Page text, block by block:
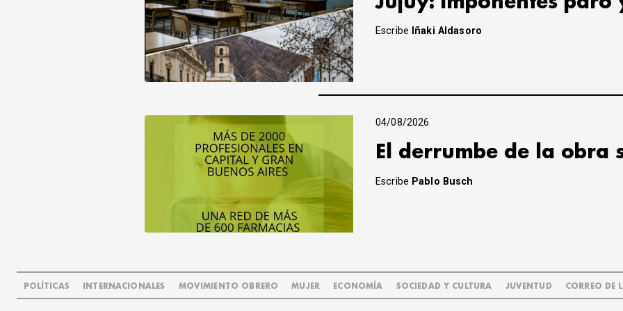
Escribe Iñaki Aldasoro
04/08/2026
El derrumbe de la obra
Escribe Pablo Busch
POLÍTICAS INTERNACIONALES MOVIMIENTO OBRERO MUJER ECONOMÍA SOCIEDAD Y CULTURA JUVENTUD CORREO DE